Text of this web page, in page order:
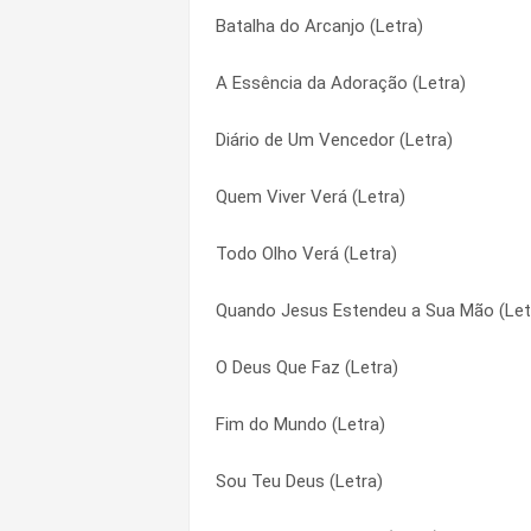
Batalha do Arcanjo (Letra)
A Essência da Adoração (Letra)
Diário de Um Vencedor (Letra)
Quem Viver Verá (Letra)
Todo Olho Verá (Letra)
Quando Jesus Estendeu a Sua Mão
O Deus Que Faz (Letra)
Fim do Mundo (Letra)
Sou Teu Deus (Letra)
Pode Ser Hoje (Letra)
Todo Olho Verá (Letra)
O Maior Troféu (Letra)
A Vida Venceu (Letra)
Na Casa de Deus (Letra)
Consolador (Letra)
O Brasil É do Senhor (Letra)
Preciosidade (Letra)
Ação de Deus (Letra)
Adoração Sem Fim (Letra)
Adorador (Letra)
Adore a Ele (Letra)
Agenda de Deus (Letra)
Aleluia (Letra)
Alpha e Ômega (Letra)
Alto Preço (Letra)
Amigo (Letra)
Anjos (Letra)